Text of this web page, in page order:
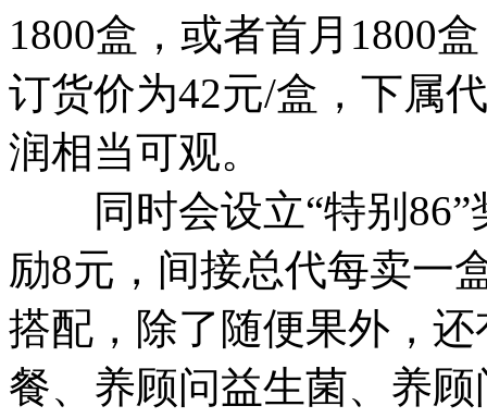
1800盒，或者首月1800
订货价为42元/盒，下属
润相当可观。
同时会设立“特别86”
励8元，间接总代每卖一
搭配，除了随便果外，
餐、养顾问益生菌、养